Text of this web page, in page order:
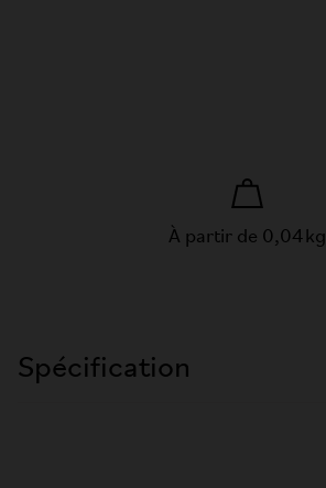
À partir de 0,04 kg
Spécification